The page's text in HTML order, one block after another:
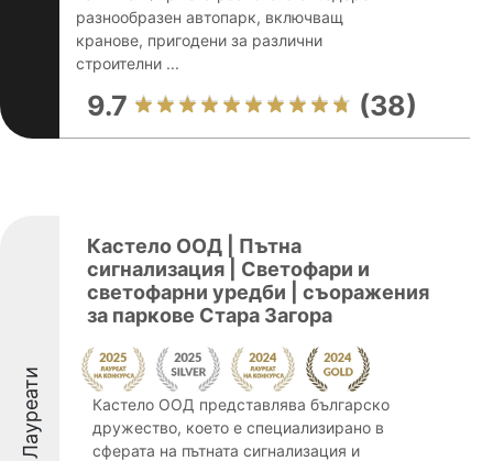
разнообразен автопарк, включващ
кранове, пригодени за различни
строителни ...
9.7 (38)
Лауреати
Кастело ООД | Пътна
сигнализация | Светофари и
светофарни уредби | съоражения
за паркове Стара Загора
Кастело ООД представлява българско
дружество, което е специализирано в
сферата на пътната сигнализация и